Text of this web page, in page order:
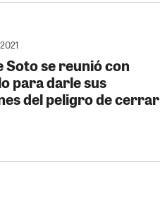
Soto se reunió con
para darle sus
del peligro de cerrar